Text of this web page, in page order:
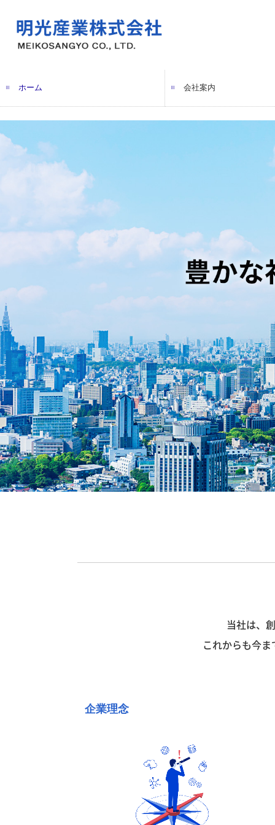
ホーム 会社案内
社長メッセージ
会社概要
拠点一覧
沿革
環境方針
海外子会社
海外提携先
当社は、
これからも今
企業理念